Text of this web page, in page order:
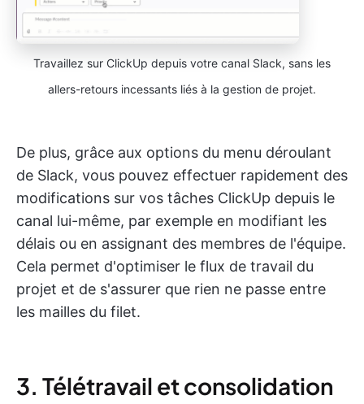
Travaillez sur ClickUp depuis votre canal Slack, sans les
allers-retours incessants liés à la gestion de projet.
De plus, grâce aux options du menu déroulant
de Slack, vous pouvez effectuer rapidement des
modifications sur vos tâches ClickUp depuis le
canal lui-même, par exemple en modifiant les
délais ou en assignant des membres de l'équipe.
Cela permet d'optimiser le flux de travail du
projet et de s'assurer que rien ne passe entre
les mailles du filet.
3. Télétravail et consolidation